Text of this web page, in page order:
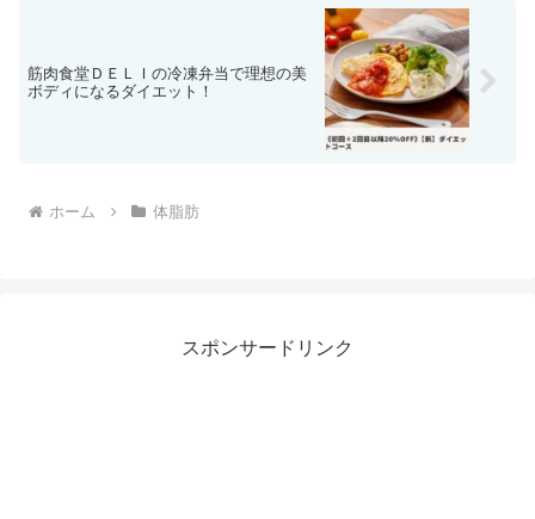
筋肉食堂ＤＥＬＩの冷凍弁当で理想の美
ボディになるダイエット！
ホーム 体脂肪
スポンサードリンク